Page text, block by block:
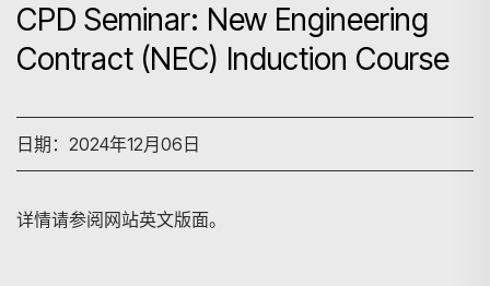
CPD Seminar: New Engineering
Contract (NEC) Induction Course
日期：2024年12月06日
详情请参阅网站英文版面。